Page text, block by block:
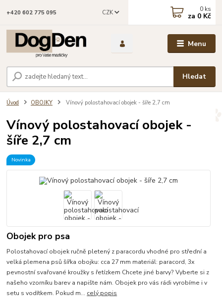
Menu
CZK
Hledat
+420 602 775 095 0 ks
za 0 Kč
Úvod OBOJKY Vínový polostahovací obojek - šíře 2,7 cm
Vínový polostahovací obojek -
šíře 2,7 cm
Novinka
Obojek pro psa
Polostahovací obojek ručně pletený z paracordu vhodné pro střední a
velká plemena psů šířka obojku: cca 27 mm materiál: paracord, 3x
pevnostní svařované kroužky s řetízkem Chcete jiné barvy? Vyberte si z
našeho vzorníku barev a napište nám. Obojek pro vás rádi vyrobíme i v
setu s vodítkem. Pokud m... celý popis